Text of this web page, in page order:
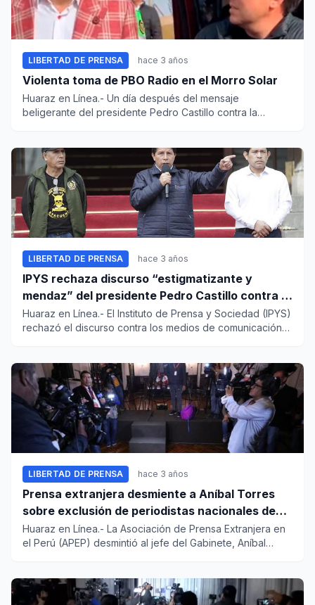
LIBERTAD DE PRENSA hace 3 años
Violenta toma de PBO Radio en el Morro Solar
Huaraz en Línea.- Un día después del mensaje
beligerante del presidente Pedro Castillo contra la
LIBERTAD DE PRENSA hace 3 años
IPYS rechaza discurso “estigmatizante y
mendaz” del presidente Pedro Castillo contra la
prensa
Huaraz en Línea.- El Instituto de Prensa y Sociedad (IPYS)
rechazó el discurso contra los medios de comunicación
LIBERTAD DE PRENSA hace 3 años
Prensa extranjera desmiente a Aníbal Torres
sobre exclusión de periodistas nacionales de
conferencia en Palacio
Huaraz en Línea.- La Asociación de Prensa Extranjera en
el Perú (APEP) desmintió al jefe del Gabinete, Aníbal